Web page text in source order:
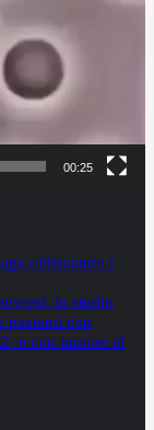
00:25
utilizzando i
lo studio
pazienti con
e con tumore al